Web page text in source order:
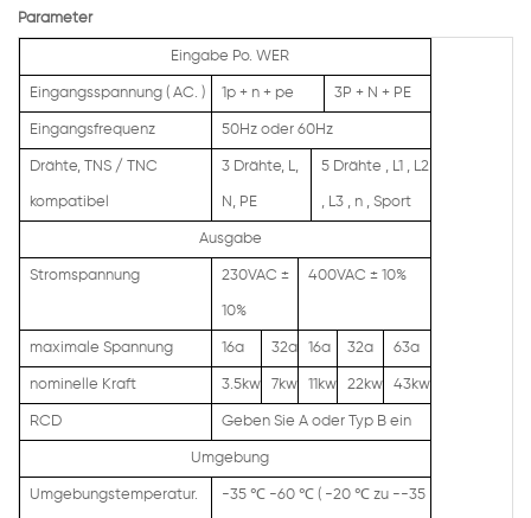
Parameter
Eingabe Po. WER
Eingangsspannung ( AC. ) 1p + n + pe 3P + N + PE
Eingangsfrequenz 50Hz oder 60Hz
Drähte, TNS / TNC
kompatibel
3 Drähte, L,
N, PE
5 Drähte , L1 , L2
, L3 , n , Sport
Ausgabe
Stromspannung 230VAC ±
10%
400VAC ± 10%
maximale Spannung 16a 32a 16a 32a 63a
nominelle Kraft 3.5kw 7kw 11kw 22kw 43kw
RCD Geben Sie A oder Typ B ein
Umgebung
Umgebungstemperatur. -35 ℃ -60 ℃ ( -20 ℃ zu --35